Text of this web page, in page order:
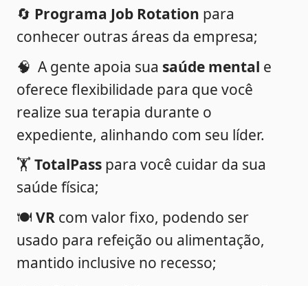
🔄 Programa Job Rotation para
conhecer outras áreas da empresa;
🧠 A gente apoia sua saúde mental e
oferece flexibilidade para que você
realize sua terapia durante o
expediente, alinhando com seu líder.
🏋️ TotalPass para você cuidar da sua
saúde física;
🍽️ VR com valor fixo, podendo ser
usado para refeição ou alimentação,
mantido inclusive no recesso;